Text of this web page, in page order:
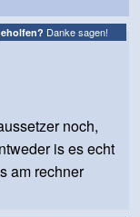
Danke sagen!
noch,
is es echt
am rechner